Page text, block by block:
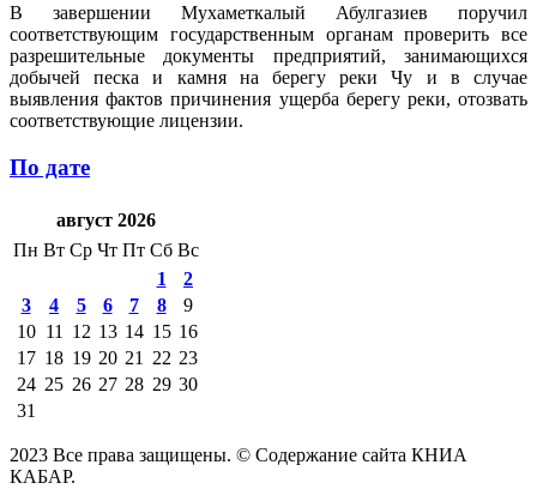
В завершении Мухаметкалый Абулгазиев поручил
соответствующим государственным органам проверить все
разрешительные документы предприятий, занимающихся
добычей песка и камня на берегу реки Чу и в случае
выявления фактов причинения ущерба берегу реки, отозвать
соответствующие лицензии.
По дате
август 2026
Пн Вт Ср Чт Пт Сб Вс
1
2
3
4 5 6 7 8
9
10 11 12 13 14 15 16
17 18 19 20 21 22 23
24 25 26 27 28 29 30
31
2023 Все права защищены. © Содержание сайта КНИА
КАБАР.